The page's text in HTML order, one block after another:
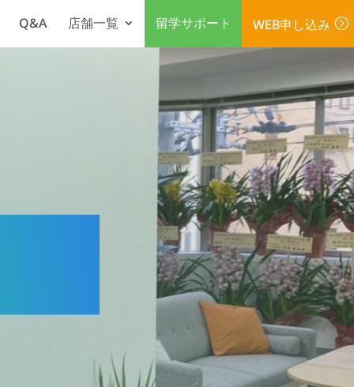
Q&A 店舗一覧 留学サポート WEB申し込み =